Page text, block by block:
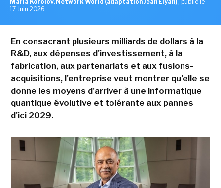
Maria Korolov, Network World (adaptation Jean Elyan) , publié le
17 Juin 2026
En consacrant plusieurs milliards de dollars à la
R&D, aux dépenses d'investissement, à la
fabrication, aux partenariats et aux fusions-
acquisitions, l'entreprise veut montrer qu'elle se
donne les moyens d'arriver à une informatique
quantique évolutive et tolérante aux pannes
d'ici 2029.